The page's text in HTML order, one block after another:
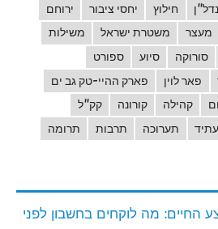
חילוץ יחסי ציבור
ירוחם
מעצר משטרת ישראל
משילות
סורוקה סיוע
ספורט
פאר לוין
פארק ההיי-טק גב ים
קהילה קורונה
קק"ל
תערוכה תרבות תרומה
החיים: מה לוקחים בחשבון לפני